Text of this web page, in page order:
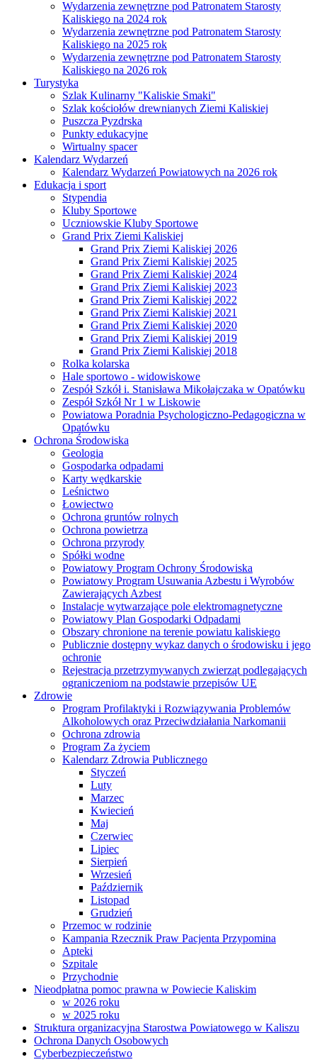
Wydarzenia zewnętrzne pod Patronatem Starosty
Kaliskiego na 2024 rok
Wydarzenia zewnętrzne pod Patronatem Starosty
Kaliskiego na 2025 rok
Wydarzenia zewnętrzne pod Patronatem Starosty
Kaliskiego na 2026 rok
Turystyka
Szlak Kulinarny "Kaliskie Smaki"
Szlak kościołów drewnianych Ziemi Kaliskiej
Puszcza Pyzdrska
Punkty edukacyjne
Wirtualny spacer
Kalendarz Wydarzeń
Kalendarz Wydarzeń Powiatowych na 2026 rok
Edukacja i sport
Stypendia
Kluby Sportowe
Uczniowskie Kluby Sportowe
Grand Prix Ziemi Kaliskiej
Grand Prix Ziemi Kaliskiej 2026
Grand Prix Ziemi Kaliskiej 2025
Grand Prix Ziemi Kaliskiej 2024
Grand Prix Ziemi Kaliskiej 2023
Grand Prix Ziemi Kaliskiej 2022
Grand Prix Ziemi Kaliskiej 2021
Grand Prix Ziemi Kaliskiej 2020
Grand Prix Ziemi Kaliskiej 2019
Grand Prix Ziemi Kaliskiej 2018
Rolka kolarska
Hale sportowo - widowiskowe
Zespół Szkół i. Stanisława Mikołajczaka w Opatówku
Zespół Szkół Nr 1 w Liskowie
Powiatowa Poradnia Psychologiczno-Pedagogiczna w
Opatówku
Ochrona Środowiska
Geologia
Gospodarka odpadami
Karty wędkarskie
Leśnictwo
Łowiectwo
Ochrona gruntów rolnych
Ochrona powietrza
Ochrona przyrody
Spółki wodne
Powiatowy Program Ochrony Środowiska
Powiatowy Program Usuwania Azbestu i Wyrobów
Zawierających Azbest
Instalacje wytwarzające pole elektromagnetyczne
Powiatowy Plan Gospodarki Odpadami
Obszary chronione na terenie powiatu kaliskiego
Publicznie dostępny wykaz danych o środowisku i jego
ochronie
Rejestracja przetrzymywanych zwierząt podlegających
ograniczeniom na podstawie przepisów UE
Zdrowie
Program Profilaktyki i Rozwiązywania Problemów
Alkoholowych oraz Przeciwdziałania Narkomanii
Ochrona zdrowia
Program Za życiem
Kalendarz Zdrowia Publicznego
Styczeń
Luty
Marzec
Kwiecień
Maj
Czerwiec
Lipiec
Sierpień
Wrzesień
Październik
Listopad
Grudzień
Przemoc w rodzinie
Kampania Rzecznik Praw Pacjenta Przypomina
Apteki
Szpitale
Przychodnie
Nieodpłatna pomoc prawna w Powiecie Kaliskim
w 2026 roku
w 2025 roku
Struktura organizacyjna Starostwa Powiatowego w Kaliszu
Ochrona Danych Osobowych
Cyberbezpieczeństwo